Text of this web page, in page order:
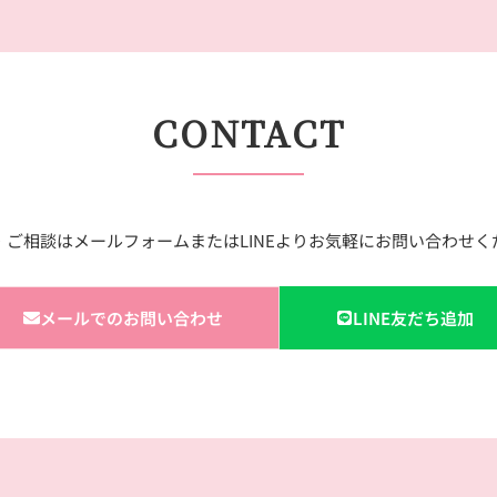
CONTACT
ご相談はメールフォームまたはLINEよりお気軽にお問い合わせく
メールでのお問い合わせ LINE友だち追加